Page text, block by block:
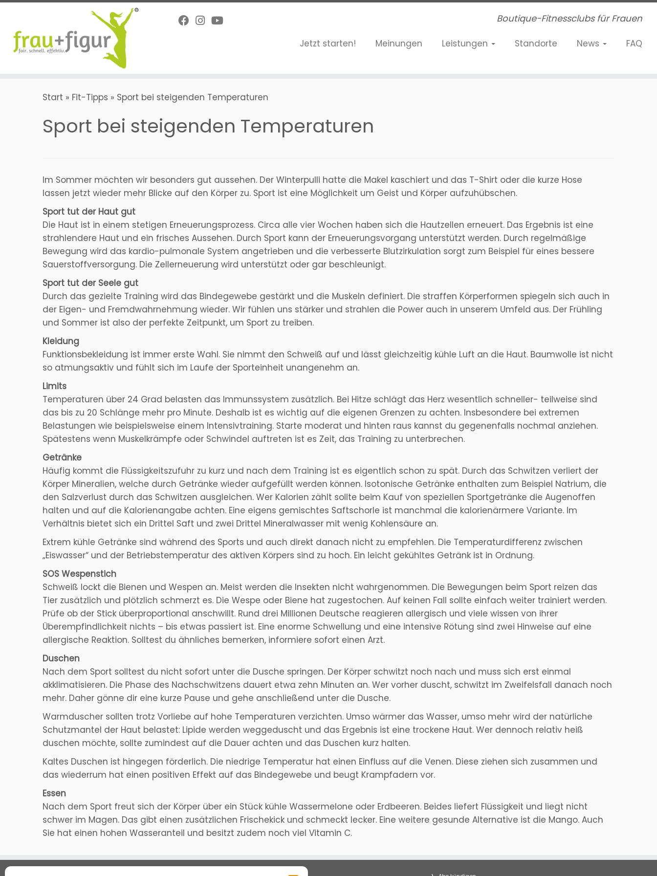
Zum
springen
Boutique-Fitnessclubs für Frauen
Jetzt starten! Meinungen Leistungen Standorte News FAQ
Start » Fit-Tipps » Sport bei steigenden Temperaturen
Sport bei steigenden Temperaturen
Im Sommer möchten wir besonders gut aussehen. Der Winterpulli hatte die Makel kaschiert und das T-Shirt oder die kurze Hose
lassen jetzt wieder mehr Blicke auf den Körper zu. Sport ist eine Möglichkeit um Geist und Körper aufzuhübschen.
Sport tut der Haut gut
Die Haut ist in einem stetigen Erneuerungsprozess. Circa alle vier Wochen haben sich die Hautzellen erneuert. Das Ergebnis ist eine
strahlendere Haut und ein frisches Aussehen. Durch Sport kann der Erneuerungsvorgang unterstützt werden. Durch regelmäßige
Bewegung wird das kardio-pulmonale System angetrieben und die verbesserte Blutzirkulation sorgt zum Beispiel für eines bessere
Sauerstoffversorgung. Die Zellerneuerung wird unterstützt oder gar beschleunigt.
Sport tut der Seele gut
Durch das gezielte Training wird das Bindegewebe gestärkt und die Muskeln definiert. Die straffen Körperformen spiegeln sich auch in
der Eigen- und Fremdwahrnehmung wieder. Wir fühlen uns stärker und strahlen die Power auch in unserem Umfeld aus. Der Frühling
und Sommer ist also der perfekte Zeitpunkt, um Sport zu treiben.
Kleidung
Funktionsbekleidung ist immer erste Wahl. Sie nimmt den Schweiß auf und lässt gleichzeitig kühle Luft an die Haut. Baumwolle ist nicht
so atmungsaktiv und fühlt sich im Laufe der Sporteinheit unangenehm an.
Limits
Temperaturen über 24 Grad belasten das Immunssystem zusätzlich. Bei Hitze schlägt das Herz wesentlich schneller- teilweise sind
das bis zu 20 Schlänge mehr pro Minute. Deshalb ist es wichtig auf die eigenen Grenzen zu achten. Insbesondere bei extremen
Belastungen wie beispielsweise einem Intensivtraining. Starte moderat und hinten raus kannst du gegenenfalls nochmal anziehen.
Spätestens wenn Muskelkrämpfe oder Schwindel auftreten ist es Zeit, das Training zu unterbrechen.
Getränke
Häufig kommt die Flüssigkeitszufuhr zu kurz und nach dem Training ist es eigentlich schon zu spät. Durch das Schwitzen verliert der
Körper Mineralien, welche durch Getränke wieder aufgefüllt werden können. Isotonische Getränke enthalten zum Beispiel Natrium, die
den Salzverlust durch das Schwitzen ausgleichen. Wer Kalorien zählt sollte beim Kauf von speziellen Sportgetränke die Augenoffen
halten und auf die Kalorienangabe achten. Eine eigens gemischtes Saftschorle ist manchmal die kalorienärmere Variante. Im
Verhältnis bietet sich ein Drittel Saft und zwei Drittel Mineralwasser mit wenig Kohlensäure an.
Extrem kühle Getränke sind während des Sports und auch direkt danach nicht zu empfehlen. Die Temperaturdifferenz zwischen
„Eiswasser“ und der Betriebstemperatur des aktiven Körpers sind zu hoch. Ein leicht gekühltes Getränk ist in Ordnung.
SOS Wespenstich
Schweiß lockt die Bienen und Wespen an. Meist werden die Insekten nicht wahrgenommen. Die Bewegungen beim Sport reizen das
Tier zusätzlich und plötzlich schmerzt es. Die Wespe oder Biene hat zugestochen. Auf keinen Fall sollte einfach weiter trainiert werden.
Prüfe ob der Stick überproportional anschwillt. Rund drei Millionen Deutsche reagieren allergisch und viele wissen von ihrer
Überempfindlichkeit nichts – bis etwas passiert ist. Eine enorme Schwellung und eine intensive Rötung sind zwei Hinweise auf eine
allergische Reaktion. Solltest du ähnliches bemerken, informiere sofort einen Arzt.
Duschen
Nach dem Sport solltest du nicht sofort unter die Dusche springen. Der Körper schwitzt noch nach und muss sich erst einmal
akklimatisieren. Die Phase des Nachschwitzens dauert etwa zehn Minuten an. Wer vorher duscht, schwitzt im Zweifelsfall danach noch
mehr. Daher gönne dir eine kurze Pause und gehe anschließend unter die Dusche.
Warmduscher sollten trotz Vorliebe auf hohe Temperaturen verzichten. Umso wärmer das Wasser, umso mehr wird der natürliche
Schutzmantel der Haut belastet: Lipide werden weggeduscht und das Ergebnis ist eine trockene Haut. Wer dennoch relativ heiß
duschen möchte, sollte zumindest auf die Dauer achten und das Duschen kurz halten.
Kaltes Duschen ist hingegen förderlich. Die niedrige Temperatur hat einen Einfluss auf die Venen. Diese ziehen sich zusammen und
das wiederrum hat einen positiven Effekt auf das Bindegewebe und beugt Krampfadern vor.
Essen
Nach dem Sport freut sich der Körper über ein Stück kühle Wassermelone oder Erdbeeren. Beides liefert Flüssigkeit und liegt nicht
schwer im Magen. Das gibt einen zusätzlichen Frischekick und schmeckt lecker. Eine weitere gesunde Alternative ist die Mango. Auch
Sie hat einen hohen Wasseranteil und besitzt zudem noch viel Vitamin C.